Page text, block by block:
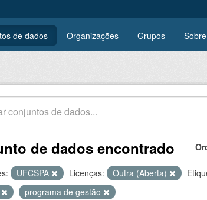
de dados Organizações Grupos Sobre
de dados encontrado
UFCSPA Licenças: Outra (Aberta)
programa de gestão